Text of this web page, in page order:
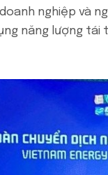
nghiệp và
năng lượng tái